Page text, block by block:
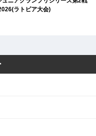
ラトビア大会)